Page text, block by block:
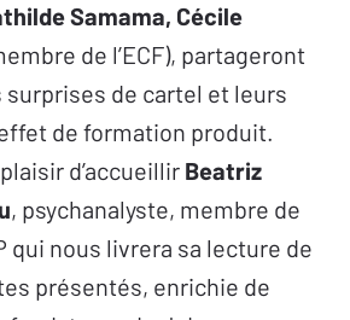
Samama, Cécile
de l’ECF), partageront
surprises de cartel et leurs
de formation produit.
d’accueillir Beatriz
, psychanalyste, membre de
qui nous livrera sa lecture de
présentés, enrichie de